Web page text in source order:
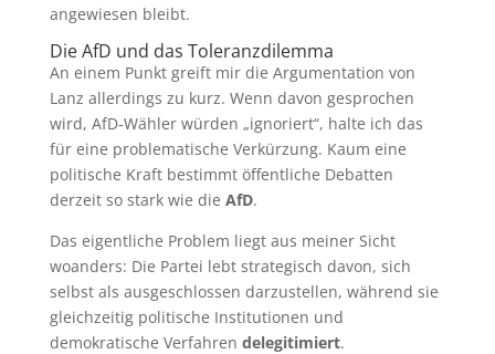
angewiesen bleibt.
Die AfD und das Toleranzdilemma
An einem Punkt greift mir die Argumentation von
Lanz allerdings zu kurz. Wenn davon gesprochen
wird, AfD-Wähler würden „ignoriert“, halte ich das
für eine problematische Verkürzung. Kaum eine
politische Kraft bestimmt öffentliche Debatten
derzeit so stark wie die AfD.
Das eigentliche Problem liegt aus meiner Sicht
woanders: Die Partei lebt strategisch davon, sich
selbst als ausgeschlossen darzustellen, während sie
gleichzeitig politische Institutionen und
demokratische Verfahren delegitimiert.